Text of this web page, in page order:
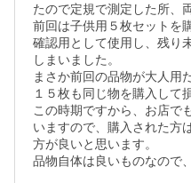
たので定規で測定した所、
前回は子供用５枚セットを
確認用として使用し、残り
しまいました。
まさか前回の品物が大人用
１５枚も同じ物を購入して
この時期ですから、お店で
いますので、購入された方
方が良いと思います。
品物自体は良いものなので